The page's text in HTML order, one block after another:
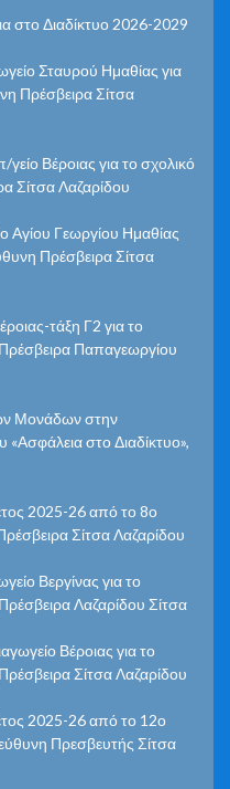
στο Διαδίκτυο 2026-2029
Σταυρού Ημαθίας για
Πρέσβειρα Σίτσα
Βέροιας για το σχολικό
Σίτσα Λαζαρίδου
Αγίου Γεωργίου Ημαθίας
Πρέσβειρα Σίτσα
τάξη Γ2 για το
Παπαγεωργίου
Μονάδων στην
«Ασφάλεια στο Διαδίκτυο»,
2025-26 από το 8ο
Σίτσα Λαζαρίδου
Βεργίνας για το
Λαζαρίδου Σίτσα
Βέροιας για το
Σίτσα Λαζαρίδου
2025-26 από το 12ο
Πρεσβευτής Σίτσα